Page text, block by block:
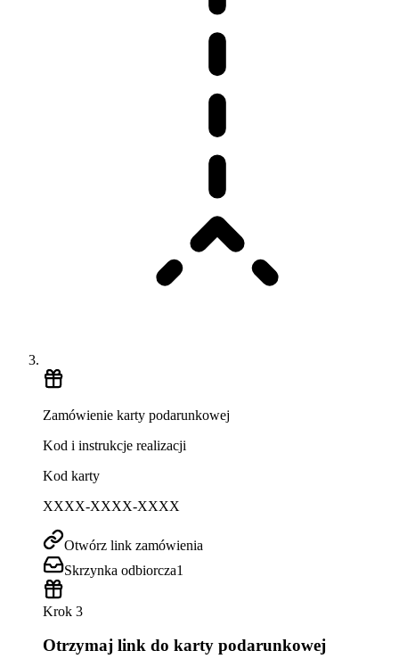
Zamówienie karty podarunkowej
Kod i instrukcje realizacji
Kod karty
XXXX-XXXX-XXXX
Otwórz link zamówienia
Skrzynka odbiorcza1
Krok 3
Otrzymaj link do karty podarunkowej